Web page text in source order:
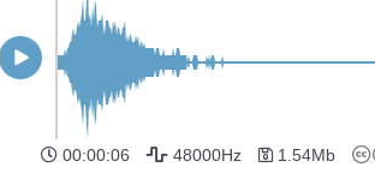
00:00:06 48000Hz 1.54Mb